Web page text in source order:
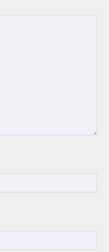
05/2026
మధ్యతరగతి కుటుంబాల